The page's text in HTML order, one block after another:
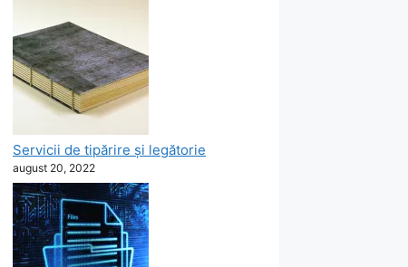
Servicii de tipărire şi legătorie
august 20, 2022